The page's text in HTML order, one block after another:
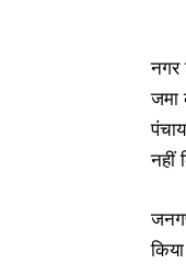
नगर
जमा
नहीं